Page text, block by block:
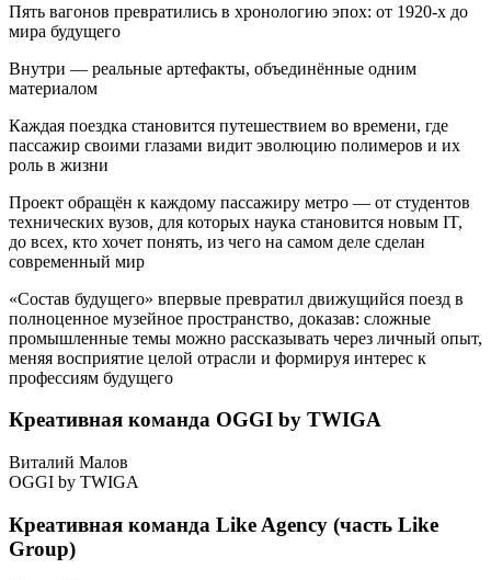
Пять вагонов превратились в хронологию эпох: от 1920-х до
мира будущего
Внутри — реальные артефакты, объединённые одним
материалом
Каждая поездка становится путешествием во времени, где
пассажир своими глазами видит эволюцию полимеров и их
роль в жизни
Проект обращён к каждому пассажиру метро — от студентов
технических вузов, для которых наука становится новым IT,
до всех, кто хочет понять, из чего на самом деле сделан
современный мир
«Состав будущего» впервые превратил движущийся поезд в
полноценное музейное пространство, доказав: сложные
промышленные темы можно рассказывать через личный опыт,
меняя восприятие целой отрасли и формируя интерес к
профессиям будущего
Креативная команда OGGI by TWIGA
Виталий Малов
OGGI by TWIGA
Креативная команда Like Agency (часть Like
Group)